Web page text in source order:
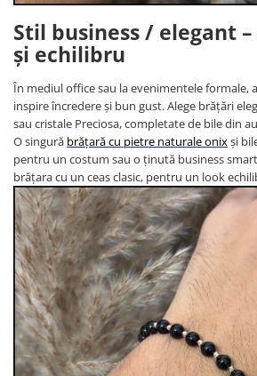
Stil business / elegant
și echilibru
În mediul office sau la evenimentele formale,
inspire încredere și bun gust. Alege brățări
sau cristale Preciosa, completate de bile din
O singură brățară cu pietre naturale onixși
pentru un costum sau o ținută business
brățara cu un ceas clasic, pentru un look